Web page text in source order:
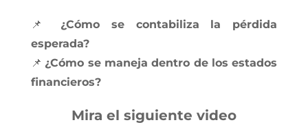
📌 ¿Cómo se contabiliza la pérdida
esperada?
📌 ¿Cómo se maneja dentro de los estados
financieros?
Mira el siguiente video